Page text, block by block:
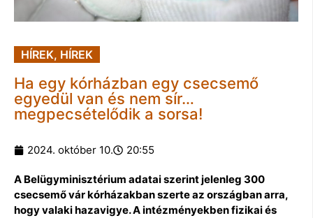
HÍREK, HÍREK
Ha egy kórházban egy csecsemő
egyedül van és nem sír…
megpecsételődik a sorsa!
2024. október 10. 20:55
A Belügyminisztérium adatai szerint jelenleg 300
csecsemő vár kórházakban szerte az országban arra,
hogy valaki hazavigye. A intézményekben fizikai és